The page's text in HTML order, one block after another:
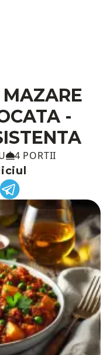
-
4 PORTII